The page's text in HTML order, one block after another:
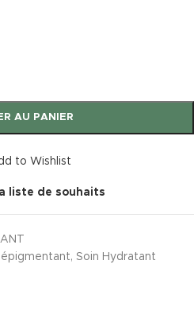
AU PANIER
to Wishlist
liste de souhaits
, Soin Hydratant